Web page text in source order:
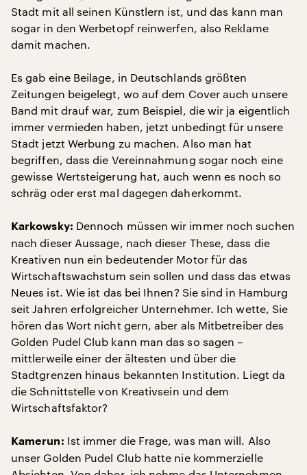
Stadt mit all seinen Künstlern ist, und das kann man
sogar in den Werbetopf reinwerfen, also Reklame
damit machen.
Es gab eine Beilage, in Deutschlands größten
Zeitungen beigelegt, wo auf dem Cover auch unsere
Band mit drauf war, zum Beispiel, die wir ja eigentlich
immer vermieden haben, jetzt unbedingt für unsere
Stadt jetzt Werbung zu machen. Also man hat
begriffen, dass die Vereinnahmung sogar noch eine
gewisse Wertsteigerung hat, auch wenn es noch so
schräg oder erst mal dagegen daherkommt.
Karkowsky: Dennoch müssen wir immer noch suchen
nach dieser Aussage, nach dieser These, dass die
Kreativen nun ein bedeutender Motor für das
Wirtschaftswachstum sein sollen und dass das etwas
Neues ist. Wie ist das bei Ihnen? Sie sind in Hamburg
seit Jahren erfolgreicher Unternehmer. Ich wette, Sie
hören das Wort nicht gern, aber als Mitbetreiber des
Golden Pudel Club kann man das so sagen –
mittlerweile einer der ältesten und über die
Stadtgrenzen hinaus bekannten Institution. Liegt da
die Schnittstelle von Kreativsein und dem
Wirtschaftsfaktor?
Kamerun: Ist immer die Frage, was man will. Also
unser Golden Pudel Club hatte nie kommerzielle